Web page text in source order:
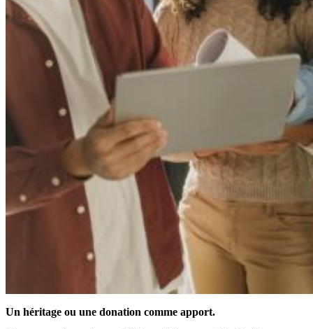
Un héritage ou une donation comme apport.